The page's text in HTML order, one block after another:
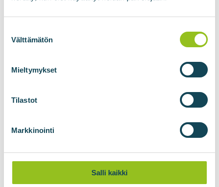
valinta
Välttämätön
Mieltymykset
Tilastot
Markkinointi
Salli kaikki
Jani Kangasaho
| Pārdošanas direktors, partneris
jani.kangasaho@biovoima.fi
| +358 50 468 7907